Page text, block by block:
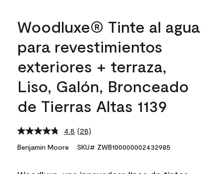
Woodluxe® Tinte al agua
para revestimientos
exteriores + terraza,
Liso, Galón, Bronceado
de Tierras Altas 1139
4.8 Read
Reviews.
(28)
Benjamin Moore SKU# ZWB100000002432985